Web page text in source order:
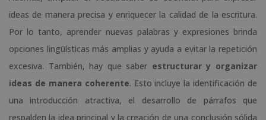
ideas de manera precisa y enriquecer la calidad de la escritura.
Por lo tanto, aprender nuevas palabras y expresiones brinda
opciones lingüísticas más amplias y ayuda a evitar la repetición
excesiva. También, hay que saber estructurar y organizar
ideas de manera coherente. Esto incluye la identificación de
una introducción atractiva, el desarrollo de párrafos que
respalden la idea principal y la creación de una conclusión sólida